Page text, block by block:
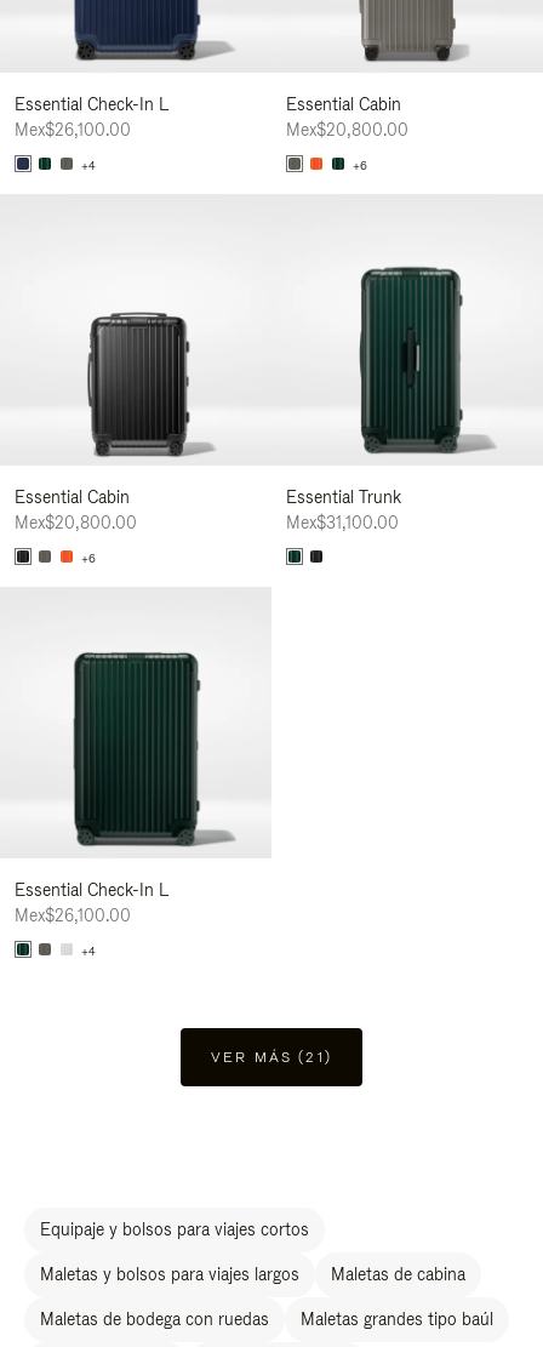
Essential Check-In L
Mex$26,100.00
+4
Essential Cabin
Mex$20,800.00
+6
Essential Cabin
Mex$20,800.00
+6
Essential Trunk
Mex$31,100.00
Essential Check-In L
Mex$26,100.00
+4
VER MÁS (21)
Equipaje y bolsos para viajes cortos
Maletas y bolsos para viajes largos Maletas de cabina
Maletas de bodega con ruedas Maletas grandes tipo baúl